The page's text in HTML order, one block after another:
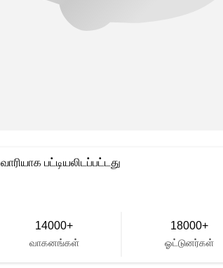
வாரியாக பட்டியலிடப்பட்டது
14000+
வாகனங்கள்
18000+
ஓட்டுனர்கள்